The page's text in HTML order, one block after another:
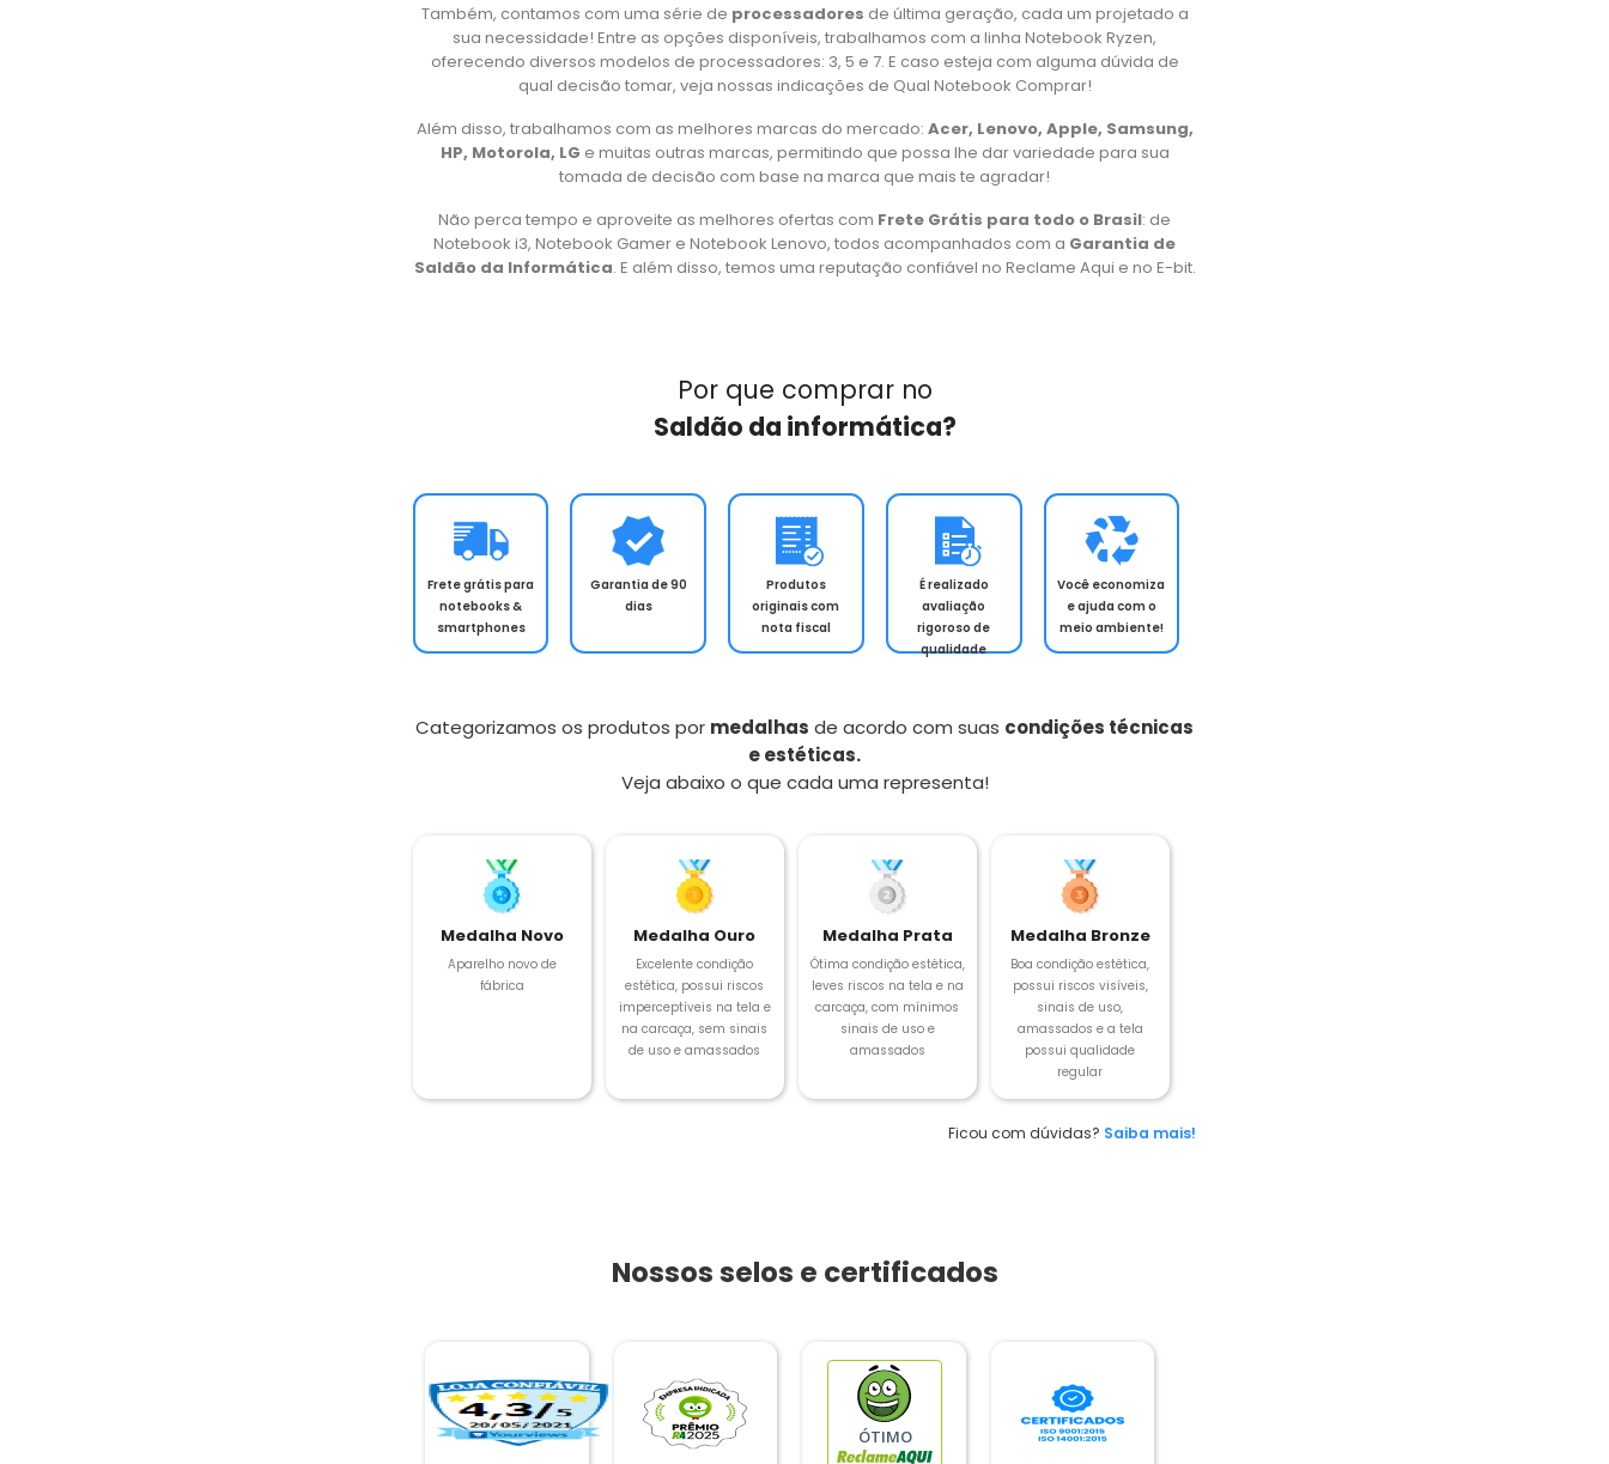
Também, contamos com uma série de processadores de última geração, cada um projetado a
sua necessidade! Entre as opções disponíveis, trabalhamos com a linha Notebook Ryzen,
oferecendo diversos modelos de processadores: 3, 5 e 7. E caso esteja com alguma dúvida de
qual decisão tomar, veja nossas indicações de Qual Notebook Comprar!
Além disso, trabalhamos com as melhores marcas do mercado: Acer, Lenovo, Apple, Samsung,
HP, Motorola, LG e muitas outras marcas, permitindo que possa lhe dar variedade para sua
tomada de decisão com base na marca que mais te agradar!
Não perca tempo e aproveite as melhores ofertas com Frete Grátis para todo o Brasil: de
Notebook i3, Notebook Gamer e Notebook Lenovo, todos acompanhados com a Garantia de
Saldão da Informática. E além disso, temos uma reputação confiável no Reclame Aqui e no E-bit.
Por que comprar no
Saldão da informática?
Frete grátis para
notebooks &
smartphones
Garantia de 90
dias
Produtos
originais com
nota fiscal
É realizado
avaliação
rigoroso de
qualidade
Você economiza
e ajuda com o
meio ambiente!
Categorizamos os produtos por medalhas de acordo com suas condições técnicas
e estéticas.
Veja abaixo o que cada uma representa!
Medalha Novo
Aparelho novo de
fábrica
Medalha Ouro
Excelente condição
estética, possui riscos
imperceptíveis na tela e
na carcaça, sem sinais
de uso e amassados
Medalha Prata
Ótima condição estética,
leves riscos na tela e na
carcaça, com mínimos
sinais de uso e
amassados
Medalha Bronze
Boa condição estética,
possui riscos visíveis,
sinais de uso,
amassados e a tela
possui qualidade
regular
Ficou com dúvidas? Saiba mais!
Nossos selos e certificados
ÓTIMO